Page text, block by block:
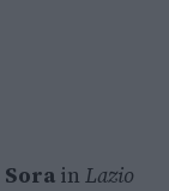
Sora in Lazio